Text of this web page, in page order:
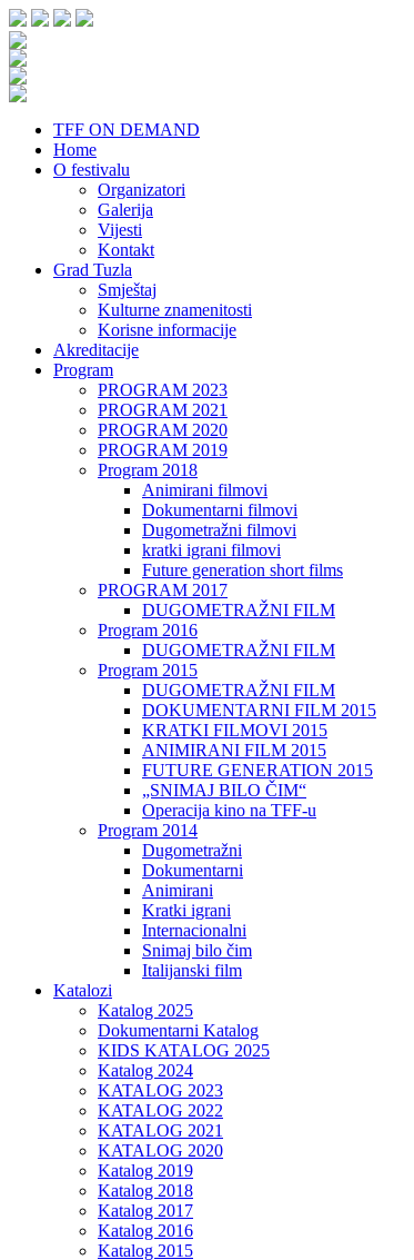
TFF ON DEMAND
Home
O festivalu
Organizatori
Galerija
Vijesti
Kontakt
Grad Tuzla
Smještaj
Kulturne znamenitosti
Korisne informacije
Akreditacije
Program
PROGRAM 2023
PROGRAM 2021
PROGRAM 2020
PROGRAM 2019
Program 2018
Animirani filmovi
Dokumentarni filmovi
Dugometražni filmovi
kratki igrani filmovi
Future generation short films
PROGRAM 2017
DUGOMETRAŽNI FILM
Program 2016
DUGOMETRAŽNI FILM
Program 2015
DUGOMETRAŽNI FILM
DOKUMENTARNI FILM 2015
KRATKI FILMOVI 2015
ANIMIRANI FILM 2015
FUTURE GENERATION 2015
„SNIMAJ BILO ČIM“
Operacija kino na TFF-u
Program 2014
Dugometražni
Dokumentarni
Animirani
Kratki igrani
Internacionalni
Snimaj bilo čim
Italijanski film
Katalozi
Katalog 2025
Dokumentarni Katalog
KIDS KATALOG 2025
Katalog 2024
KATALOG 2023
KATALOG 2022
KATALOG 2021
KATALOG 2020
Katalog 2019
Katalog 2018
Katalog 2017
Katalog 2016
Katalog 2015